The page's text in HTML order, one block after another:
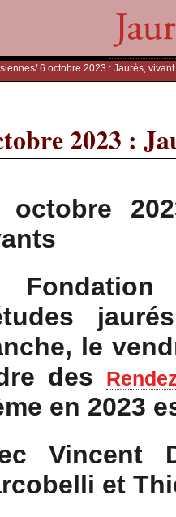
/ 6 octobre 2023 : Jaurès,
2023 :
octobre
le
des
en 2023
Vincent
et